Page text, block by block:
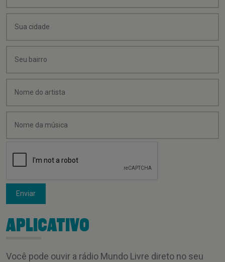
Enviar
APLICATIVO
Você pode ouvir a rádio Mundo Livre direto no seu